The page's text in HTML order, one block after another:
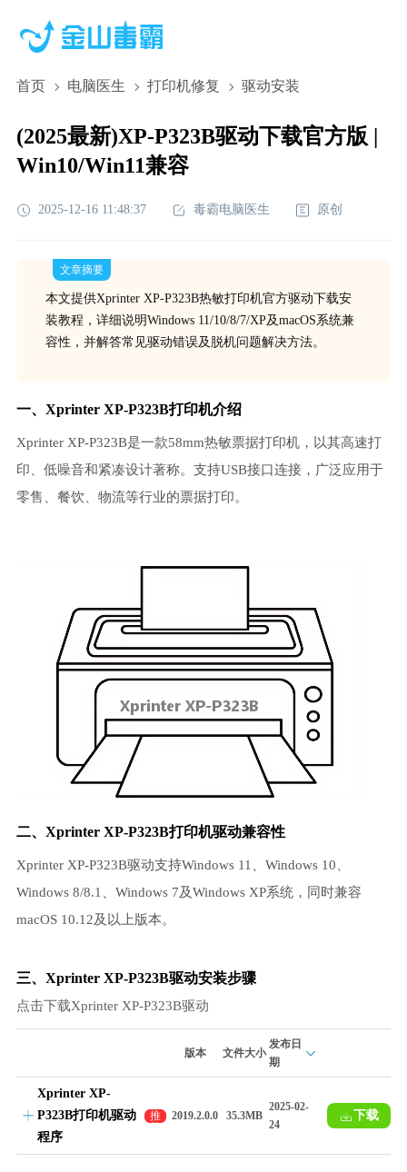
首页 电脑医生 打印机修复 驱动安装
(2025最新)XP-P323B驱动下载官方版 |
Win10/Win11兼容
2025-12-16 11:48:37 毒霸电脑医生 原创
文章摘要
本文提供Xprinter XP-P323B热敏打印机官方驱动下载安
装教程，详细说明Windows 11/10/8/7/XP及macOS系统兼
容性，并解答常见驱动错误及脱机问题解决方法。
一、Xprinter XP-P323B打印机介绍
Xprinter XP-P323B是一款58mm热敏票据打印机，以其高速打
印、低噪音和紧凑设计著称。支持USB接口连接，广泛应用于
零售、餐饮、物流等行业的票据打印。
二、Xprinter XP-P323B打印机驱动兼容性
Xprinter XP-P323B驱动支持Windows 11、Windows 10、
Windows 8/8.1、Windows 7及Windows XP系统，同时兼容
macOS 10.12及以上版本。
三、Xprinter XP-P323B驱动安装步骤
点击下载Xprinter XP-P323B驱动
版本 文件大小
发布日
期
Xprinter XP-
P323B打印机驱动
程序
推
荐
2019.2.0.0 35.3MB
2025-02-
24
下载